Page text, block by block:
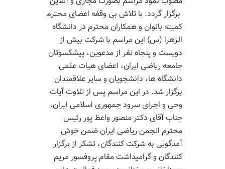
برگزارگردد. با تلاش بی وقفه اعضای محترم
کمیته بانوان و همکاران محترم در دانشگاه
الزهرا (س) این مراسم با شرکت بیش از
دویست و پنجاه نفر از مدعوین، پیشکسوتان
جامعه ریاضی ایران، اعضای هیات علمی
دانشگاه ها، دانشجویان و سایر علاقمندان
برگزار شد. در این مراسمپس از تلاوت آیات
وحی و اجرای سرود جمهوری اسلامی ایران،
جناب آقای دکتر منصور واعظ پور رئیس
محترم انجمن ریاضی ایران ضمن خوش
آمدگویی به شرکت کنندگان، تشکر از برگزار
کنندگان و گرامیداشت مقام پروفسور مریم